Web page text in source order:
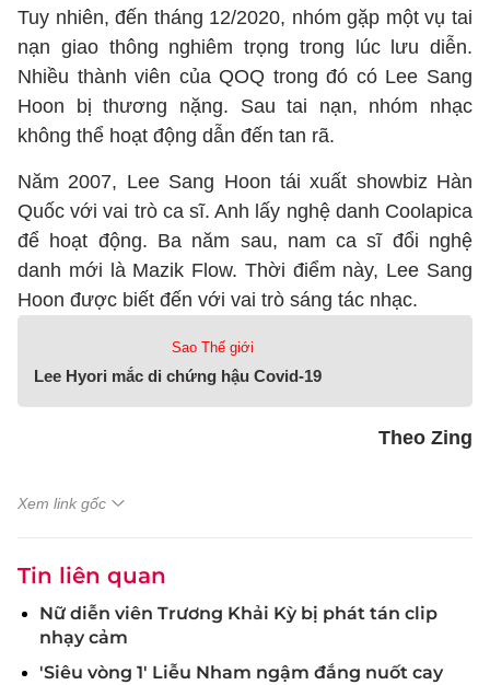
Tuy nhiên, đến tháng 12/2020, nhóm gặp một vụ tai
nạn giao thông nghiêm trọng trong lúc lưu diễn.
Nhiều thành viên của QOQ trong đó có Lee Sang
Hoon bị thương nặng. Sau tai nạn, nhóm nhạc
không thể hoạt động dẫn đến tan rã.
Năm 2007, Lee Sang Hoon tái xuất showbiz Hàn
Quốc với vai trò ca sĩ. Anh lấy nghệ danh Coolapica
để hoạt động. Ba năm sau, nam ca sĩ đổi nghệ
danh mới là Mazik Flow. Thời điểm này, Lee Sang
Hoon được biết đến với vai trò sáng tác nhạc.
Sao Thế giới
Lee Hyori mắc di chứng hậu Covid-19
Theo Zing
Xem link gốc
Tin liên quan
Nữ diễn viên Trương Khải Kỳ bị phát tán clip
nhạy cảm
'Siêu vòng 1' Liễu Nham ngậm đắng nuốt cay